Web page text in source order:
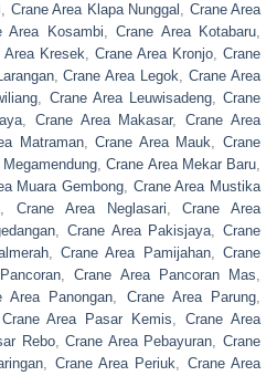
, Crane Area Klapa Nunggal , Crane Area
Area Kosambi,Crane Area Kotabaru,
Area Kresek, Crane Area Kronjo,Crane
,Crane Area Legok,Crane Area
, Crane Area Leuwisadeng,Crane
, Crane Area Makasar,Crane Area
Matraman,Crane Area Mauk, Crane
,Crane Area Mekar Baru,
Muara Gembong, Crane Area Mustika
, Crane Area Neglasari,Crane Area
, Crane Area Pakisjaya,Crane
, Crane Area Pamijahan, Crane
,Crane Area Pancoran Mas,
Area Panongan, Crane Area Parung,
Crane Area Pasar Kemis,Crane Area
Rebo,Crane Area Pebayuran,Crane
, Crane Area Periuk, Crane Area